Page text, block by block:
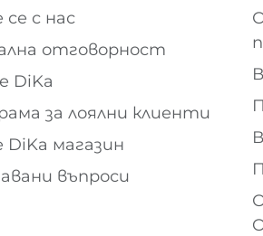
с нас
отговорност
DiKa
за лоялни клиенти
магазин
въпроси